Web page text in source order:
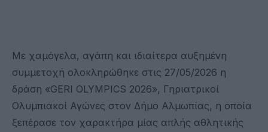
Με χαμόγελα, αγάπη και ιδιαίτερα αυξημένη
συμμετοχή ολοκληρώθηκε στις 27/05/2026 η
δράση «GERI OLYMPICS 2026», Γηριατρικοί
Ολυμπιακοί Αγώνες στον Δήμο Αλμωπίας, η οποία
ξεπέρασε τον χαρακτήρα μίας απλής αθλητικής